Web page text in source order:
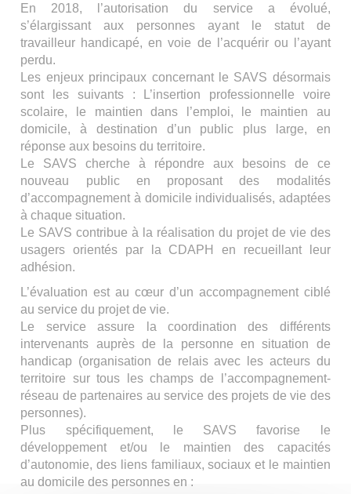
En 2018, l’autorisation du service a évolué,
s’élargissant aux personnes ayant le statut de
travailleur handicapé, en voie de l’acquérir ou l’ayant
perdu.
Les enjeux principaux concernant le SAVS désormais
sont les suivants : L’insertion professionnelle voire
scolaire, le maintien dans l’emploi, le maintien au
domicile, à destination d’un public plus large, en
réponse aux besoins du territoire.
Le SAVS cherche à répondre aux besoins de ce
nouveau public en proposant des modalités
d’accompagnement à domicile individualisés, adaptées
à chaque situation.
Le SAVS contribue à la réalisation du projet de vie des
usagers orientés par la CDAPH en recueillant leur
adhésion.
L’évaluation est au cœur d’un accompagnement ciblé
au service du projet de vie.
Le service assure la coordination des différents
intervenants auprès de la personne en situation de
handicap (organisation de relais avec les acteurs du
territoire sur tous les champs de l’accompagnement-
réseau de partenaires au service des projets de vie des
personnes).
Plus spécifiquement, le SAVS favorise le
développement et/ou le maintien des capacités
d’autonomie, des liens familiaux, sociaux et le maintien
au domicile des personnes en :